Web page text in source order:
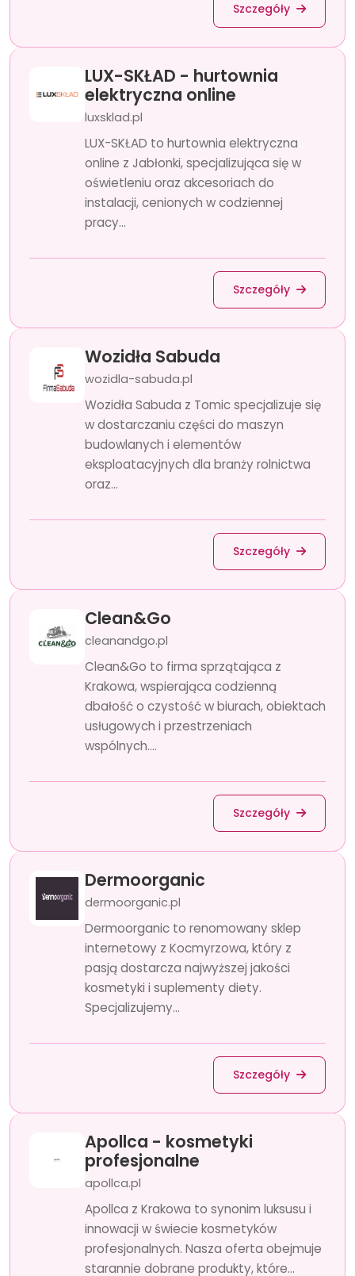
Szczegóły
LUX-SKŁAD - hurtownia
elektryczna online
luxsklad.pl
LUX-SKŁAD to hurtownia elektryczna
online z Jabłonki, specjalizująca się w
oświetleniu oraz akcesoriach do
instalacji, cenionych w codziennej
pracy...
Szczegóły
Wozidła Sabuda
wozidla-sabuda.pl
Wozidła Sabuda z Tomic specjalizuje się
w dostarczaniu części do maszyn
budowlanych i elementów
eksploatacyjnych dla branży rolnictwa
oraz...
Szczegóły
Clean&Go
cleanandgo.pl
Clean&Go to firma sprzątająca z
Krakowa, wspierająca codzienną
dbałość o czystość w biurach, obiektach
usługowych i przestrzeniach
wspólnych....
Szczegóły
Dermoorganic
dermoorganic.pl
Dermoorganic to renomowany sklep
internetowy z Kocmyrzowa, który z
pasją dostarcza najwyższej jakości
kosmetyki i suplementy diety.
Specjalizujemy...
Szczegóły
Apollca - kosmetyki
profesjonalne
apollca.pl
Apollca z Krakowa to synonim luksusu i
innowacji w świecie kosmetyków
profesjonalnych. Nasza oferta obejmuje
starannie dobrane produkty, które...